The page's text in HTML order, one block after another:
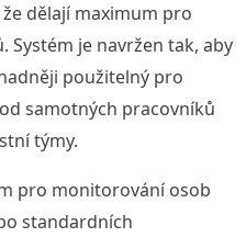
dělají maximum pro
Systém je navržen tak, aby
použitelný pro
samotných pracovníků
týmy.
pro monitorování osob
standardních